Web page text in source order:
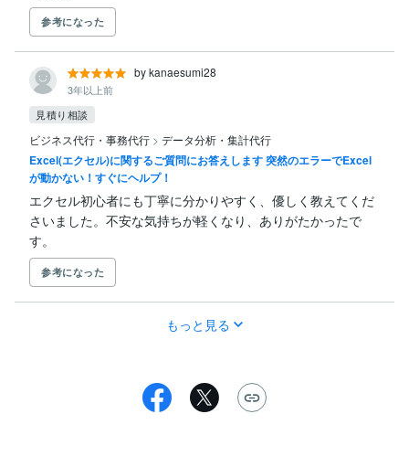
参考になった
by kanaesumi28
3年以上前
見積り相談
ビジネス代行・事務代行 > データ分析・集計代行
Excel(エクセル)に関するご質問にお答えします 突然のエラーでExcel
が動かない！すぐにヘルプ！
エクセル初心者にも丁寧に分かりやすく、優しく教えてくだ
さいました。不安な気持ちが軽くなり、ありがたかったで
す。
参考になった
もっと見る